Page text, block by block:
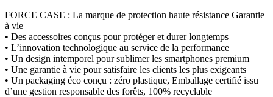
FORCE CASE : La marque de protection haute résistance Garantie
à vie
• Des accessoires conçus pour protéger et durer longtemps
• L’innovation technologique au service de la performance
• Un design intemporel pour sublimer les smartphones premium
• Une garantie à vie pour satisfaire les clients les plus exigeants
• Un packaging éco conçu : zéro plastique, Emballage certifié issu
d’une gestion responsable des forêts, 100% recyclable